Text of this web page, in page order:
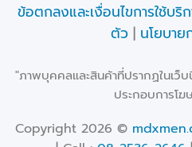
ข้อตกลงและเงื่อนไขการใช้บริ
ตัว | นโยบาย
"ภาพบุคคลและสินค้าที่ปรากฏในเว็
ประกอบการโฆ
Copyright 2026 ©